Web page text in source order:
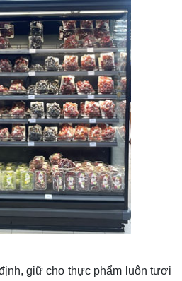
giữ cho thực phẩm luôn tươi